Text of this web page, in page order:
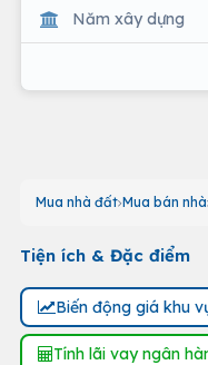
Năm xây dựng
Mua nhà đất Mua bán nhà
Tiện ích & Đặc điểm
Biến động giá khu
Tính lãi vay ngân